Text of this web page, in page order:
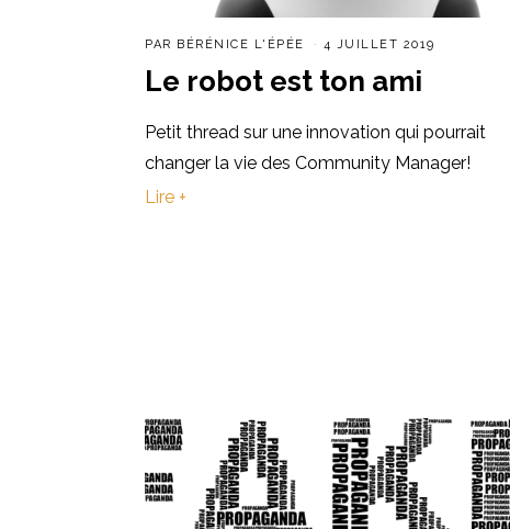
PAR BÉRÉNICE L'ÉPÉE 4 JUILLET 2019
Le robot est ton ami
Petit thread sur une innovation qui pourrait
changer la vie des Community Manager!
Lire +